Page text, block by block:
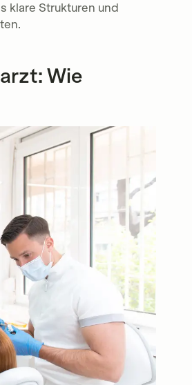
klare Strukturen und
Wie